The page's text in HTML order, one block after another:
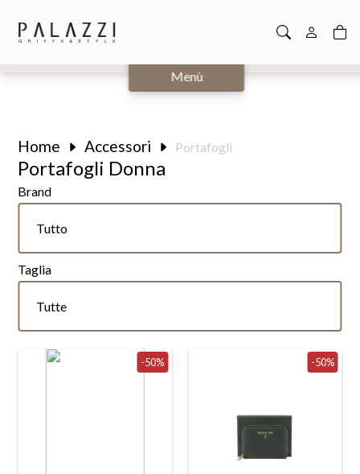
Menù
Home Accessori Portafogli
Portafogli Donna
Brand
Tutto
Tutte
Patrizia Pepe
Taglia
Tutte
Tutte
UNI
-50% -50%